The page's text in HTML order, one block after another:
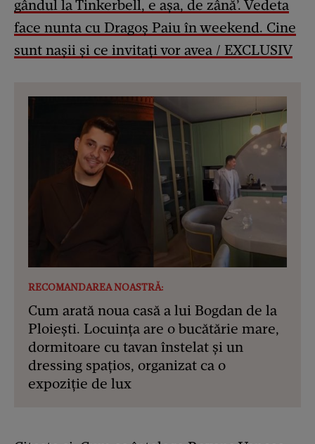
gândul la Tinkerbell, e așa, de zână’. Vedeta
face nunta cu Dragoș Paiu în weekend. Cine
sunt nașii și ce invitați vor avea / EXCLUSIV
RECOMANDAREA NOASTRĂ:
Cum arată noua casă a lui Bogdan de la
Ploiești. Locuința are o bucătărie mare,
dormitoare cu tavan înstelat și un
dressing spațios, organizat ca o
expoziție de lux